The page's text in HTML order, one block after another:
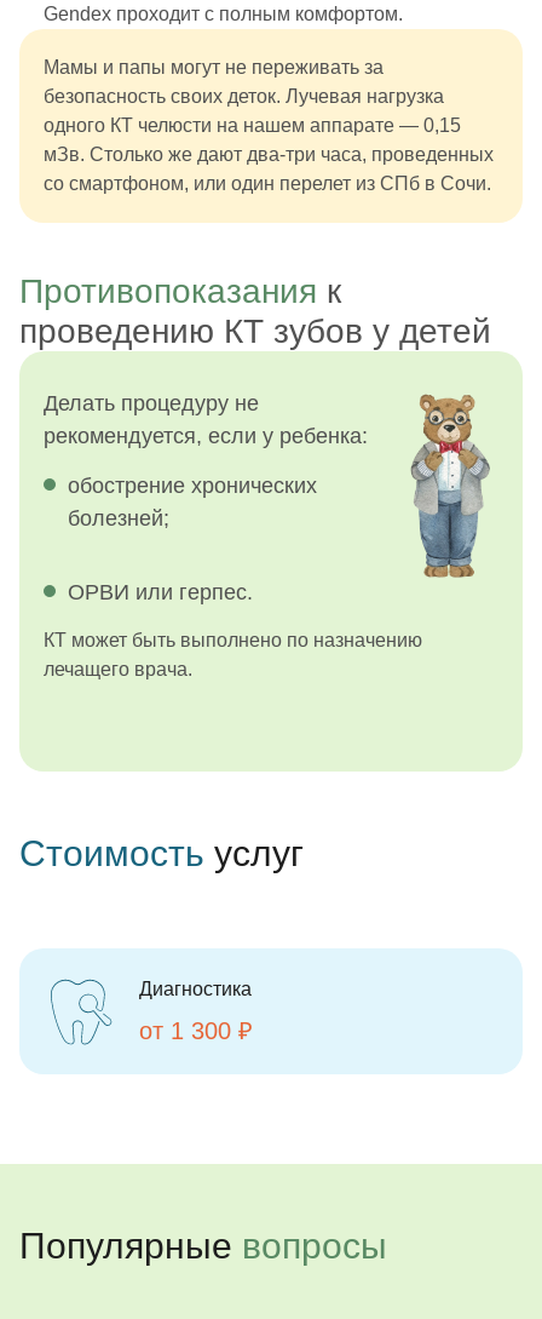
Gendex проходит с полным комфортом.
Мамы и папы могут не переживать за
безопасность своих деток. Лучевая нагрузка
одного КТ челюсти на нашем аппарате — 0,15
мЗв. Столько же дают два-три часа, проведенных
со смартфоном, или один перелет из СПб в Сочи.
Противопоказания к
проведению КТ зубов у детей
Делать процедуру не
рекомендуется, если у ребенка:
обострение хронических
болезней;
ОРВИ или герпес.
КТ может быть выполнено по назначению
лечащего врача.
Стоимость услуг
Диагностика
от 1 300 ₽
Популярные вопросы